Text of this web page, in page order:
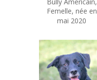
Bully Americain,
Femelle, née en
mai 2020